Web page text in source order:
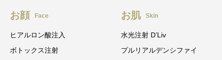
お顔 Face
ヒアルロン酸注入
ボトックス注射
お肌 Skin
水光注射 D’Liv
プルリアルデンシファイ